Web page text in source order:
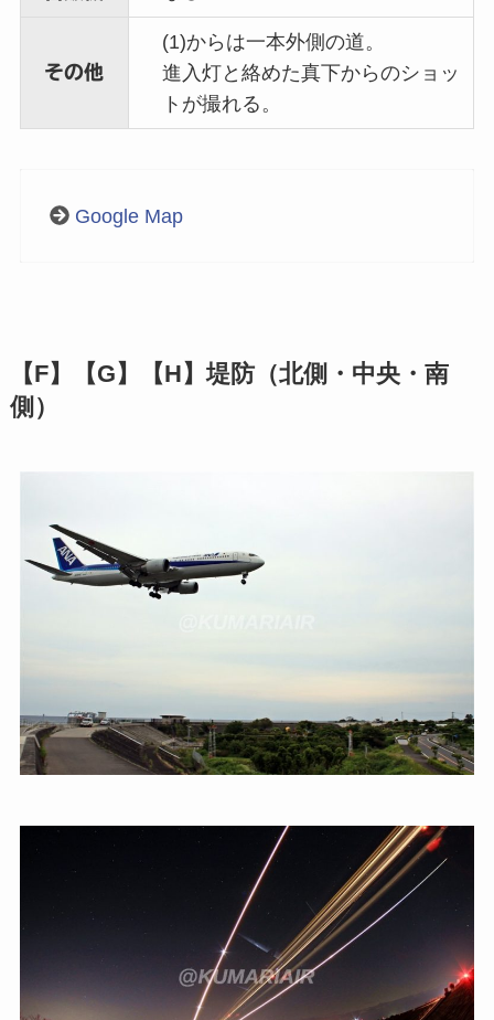
その他
(1)からは一本外側の道。
進入灯と絡めた真下からのショッ
トが撮れる。
Google Map
【F】【G】【H】堤防（北側・中央・南
側）